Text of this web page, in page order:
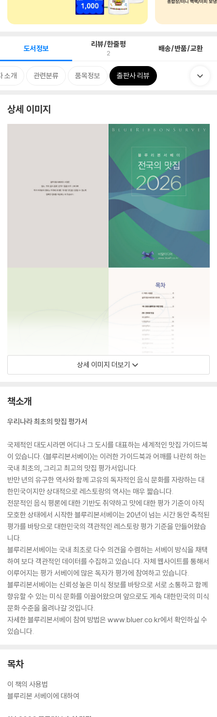
도서정보 리뷰/한줄평
2 배송/반품/교환
소개 관련분류 품목정보 출판사 리뷰
상세 이미지
상세 이미지 더보기
책소개
우리나라 최초의 맛집 평가서
국제적인 대도시라면 어디나 그 도시를 대표하는 세계적인 맛집 가이드북
이 있습니다. 〈블루리본서베이〉는 이러한 가이드북과 어깨를 나란히 하는
국내 최초의, 그리고 최고의 맛집 평가서입니다.
반만 년의 유구한 역사와 함께 고유의 독자적인 음식 문화를 자랑하는 대
한민국이지만 상대적으로 레스토랑의 역사는 매우 짧습니다.
전문적인 음식 평론에 대한 기반도 취약하고 맛에 대한 평가 기준이 아직
모호한 상태에서 시작한 블루리본서베이는 20년이 넘는 시간 동안 축적된
평가를 바탕으로 대한민국의 객관적인 레스토랑 평가 기준을 만들어왔습
니다.
블루리본서베이는 국내 최초로 다수 의견을 수렴하는 서베이 방식을 채택
하여 보다 객관적인 데이터를 수집하고 있습니다. 자체 웹사이트를 통해서
이루어지는 평가 서베이에 많은 독자가 평가에 참여하고 있습니다.
블루리본서베이는 신뢰성 높은 미식 정보를 바탕으로 서로 소통하고 함께
향유할 수 있는 미식 문화를 이끌어왔으며 앞으로도 계속 대한민국의 미식
문화 수준을 올려나갈 것입니다.
자세한 블루리본서베이 참여 방법은 www.bluer.co.kr에서 확인하실 수
있습니다.
목차
이 책의 사용법
블루리본 서베이에 대하여